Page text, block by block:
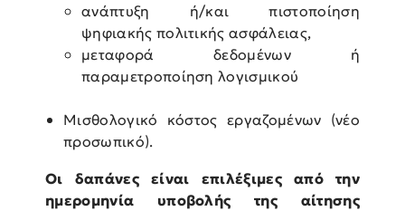
ανάπτυξη ή/και πιστοποίηση
ψηφιακής πολιτικής ασφάλειας,
μεταφορά δεδομένων ή
παραμετροποίηση λογισμικού
Μισθολογικό κόστος εργαζομένων (νέο
προσωπικό).
Οι δαπάνες είναι επιλέξιμες από την
ημερομηνία υποβολής της αίτησης